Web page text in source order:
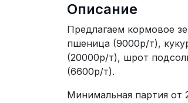
Описание
Предлагаем кормовое
пшеница (9000р/т),
(20000р/т), шрот
(6600р/т).
Минимальная партия от